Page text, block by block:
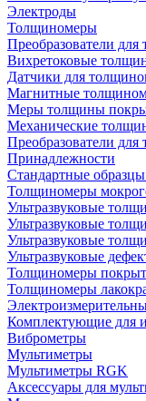
Электроды
Толщиномеры
Преобразователи
Вихретоковые
Датчики для
Магнитные
Меры толщины
Механические
Преобразователи
Принадлежности
Стандартные
Толщиномеры
Ультразвуковые
Ультразвуковые
Ультразвуковые
Ультразвуковые
Толщиномеры
Толщиномеры
Комплектующие для
Виброметры
Мультиметры
Мультиметры RGK
Аксессуары для